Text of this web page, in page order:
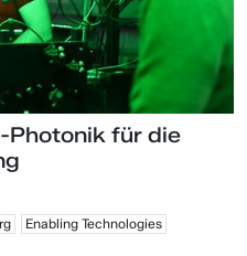
Photonik für die
Enabling Technologies